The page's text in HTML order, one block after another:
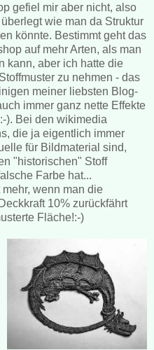
gefiel mir aber nicht, also
wie man da Struktur
könnte. Bestimmt geht das
auf mehr Arten, als man
kann, aber ich hatte die
zu nehmen - das
meiner liebsten Blog-
immer ganz nette Effekte
). Bei den wikimedia
die ja eigentlich immer
für Bildmaterial sind,
"historischen" Stoff
Farbe hat...
wenn man die
10% zurückfährt
Fläche!:-)